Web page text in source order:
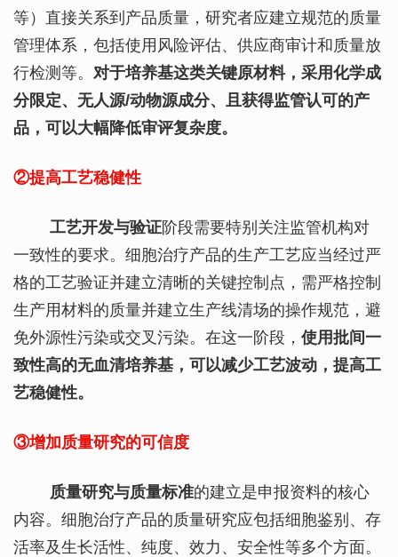
等）直接关系到产品质量，研究者应建立规范的质量
管理体系，包括使用风险评估、供应商审计和质量放
行检测等。 对于培养基这类关键原材料，采用化学成
分限定、无人源/动物源成分、且获得监管认可的产
品，可以大幅降低审评复杂度。
②提高工艺稳健性
工艺开发与验证阶段需要特别关注监管机构对
一致性的要求。细胞治疗产品的生产工艺应当经过严
格的工艺验证并建立清晰的关键控制点，需严格控制
生产用材料的质量并建立生产线清场的操作规范，避
免外源性污染或交叉污染。在这一阶段， 使用批间一
致性高的无血清培养基，可以减少工艺波动，提高工
艺稳健性。
③增加质量研究的可信度
质量研究与质量标准的建立是申报资料的核心
内容。细胞治疗产品的质量研究应包括细胞鉴别、存
活率及生长活性、纯度、效力、安全性等多个方面。